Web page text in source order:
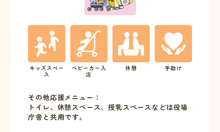
キッズスペー
ス
ベビーカー入
店
休憩 手助け
その他応援メニュー：
トイレ、休憩スペース、授乳スペースなどは役場
庁舎と共用です。